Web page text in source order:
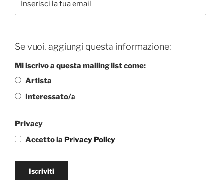
Se vuoi, aggiungi questa informazione:
Mi iscrivo a questa mailing list come:
Artista
Interessato/a
Privacy
Accetto la Privacy Policy
Iscriviti